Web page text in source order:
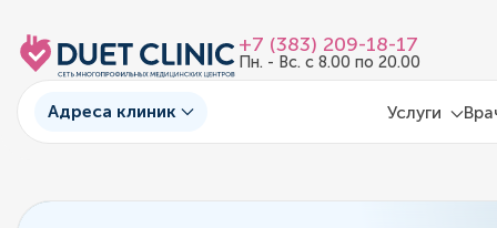
+7 (383) 209-18-17
Пн. - Вс. с 8.00 по 20.00
Адреса клиник Услуги